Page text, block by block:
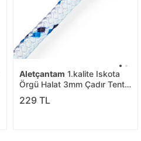
Aletçantam 1.kalite Iskota
Örgü Halat 3mm Çadır Tente
Branda Eşya Bağlama Şakül
Denizci İpi -20 Mt
229 TL